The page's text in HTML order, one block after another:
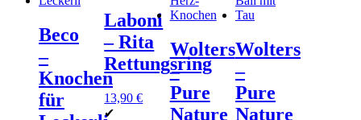
Beco
–
Knochen
für
Laboni
– Rita
Rettungsring
13,90€
✔
Wolters
–
Pure
Nature
Wolters
–
Pure
Nature